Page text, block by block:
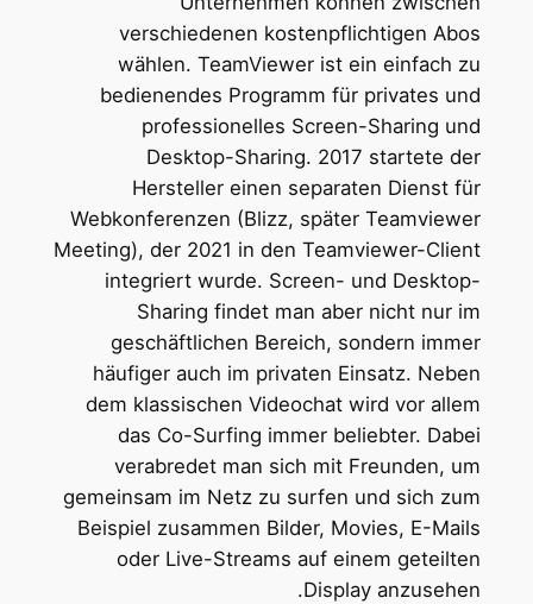
verschiedenen kostenpflichtigen Abos
wählen. TeamViewer ist ein einfach zu
bedienendes Programm für privates und
professionelles Screen-Sharing und
Desktop-Sharing. 2017 startete der
Hersteller einen separaten Dienst für
Webkonferenzen (Blizz, später Teamviewer
Meeting), der 2021 in den Teamviewer-Client
integriert wurde. Screen- und Desktop-
Sharing findet man aber nicht nur im
geschäftlichen Bereich, sondern immer
häufiger auch im privaten Einsatz. Neben
dem klassischen Videochat wird vor allem
das Co-Surfing immer beliebter. Dabei
verabredet man sich mit Freunden, um
gemeinsam im Netz zu surfen und sich zum
Beispiel zusammen Bilder, Movies, E-Mails
oder Live-Streams auf einem geteilten
Display anzusehen.